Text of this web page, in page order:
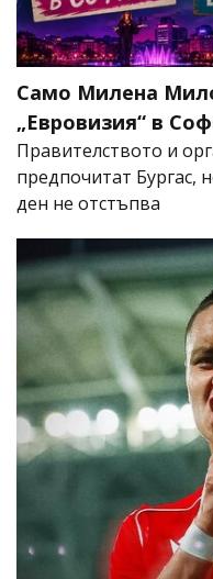
Само Милена
„Евровизия“ в
Правителството и
предпочитат Бургас,
ден не отстъпва